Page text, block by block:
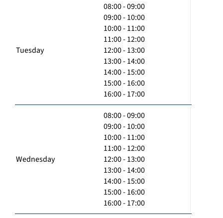
Tuesday
08:00 - 09:00
09:00 - 10:00
10:00 - 11:00
11:00 - 12:00
12:00 - 13:00
13:00 - 14:00
14:00 - 15:00
15:00 - 16:00
16:00 - 17:00
Wednesday
08:00 - 09:00
09:00 - 10:00
10:00 - 11:00
11:00 - 12:00
12:00 - 13:00
13:00 - 14:00
14:00 - 15:00
15:00 - 16:00
16:00 - 17:00